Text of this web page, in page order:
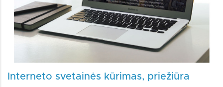
Interneto svetainės kūrimas, priežiūra